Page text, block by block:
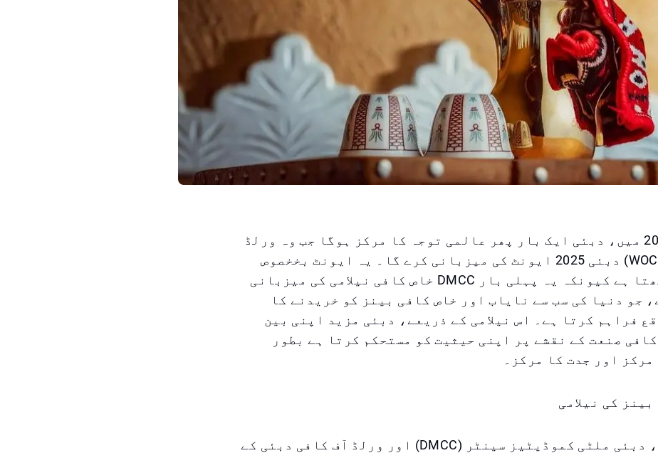
فروری 2025 میں، دبئی ایک بار پھر عالمی توجہ کا مرکز ہوگا جب وہ ورلڈ
آف کافی (WOC) دبئی 2025 ایونٹ کی میزبانی کرے گا۔ یہ ایونٹ بخخصوص
اہمیت رکھتا ہے کیونکہ یہ پہلی بار DMCC خاص کافی نیلامی کی میزبانی
جو دنیا کی سب سے نایاب اور خاص کافی بینز کو خریدنے کا
فراہم کرتا ہے۔ اس نیلامی کے ذریعے، دبئی مزید اپنی بین
کافی صنعت کے نقشے پر اپنی حیثیت کو مستحکم کرتا ہے بطور
اور جدت کا مرکز۔
کی نیلامی
یہ نیلامی، دبئی ملٹی کموڈیٹیز سینٹر (DMCC) اور ورلڈ آف کافی دبئی کے